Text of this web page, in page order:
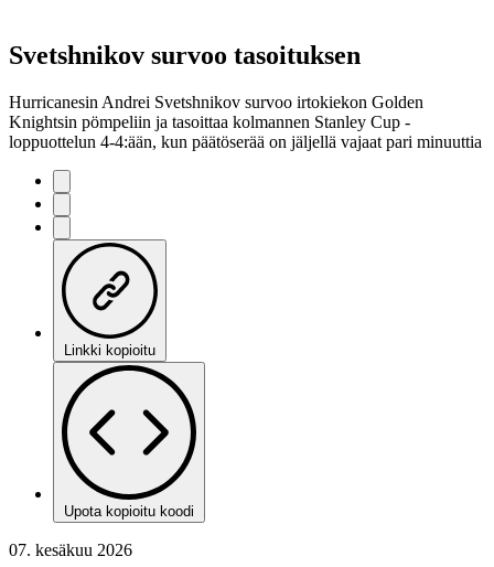
Svetshnikov survoo tasoituksen
Hurricanesin Andrei Svetshnikov survoo irtokiekon Golden
Knightsin pömpeliin ja tasoittaa kolmannen Stanley Cup -
loppuottelun 4-4:ään, kun päätöserää on jäljellä vajaat pari minuuttia
Linkki kopioitu
Upota kopioitu koodi
07. kesäkuu 2026